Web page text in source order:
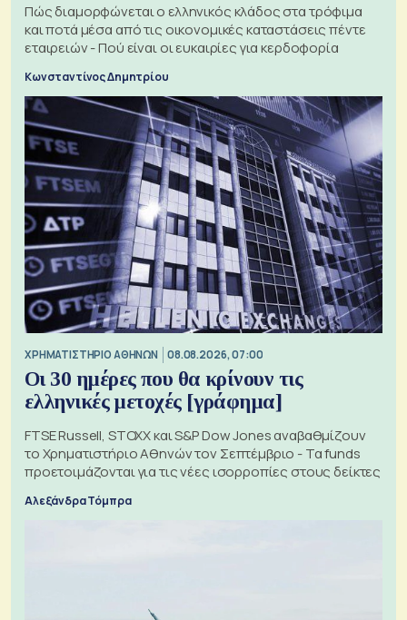
Πώς διαμορφώνεται ο ελληνικός κλάδος στα τρόφιμα
και ποτά μέσα από τις οικονομικές καταστάσεις πέντε
εταιρειών - Πού είναι οι ευκαιρίες για κερδοφορία
Κωνσταντίνος Δημητρίου
XΡΗΜΑΤΙΣΤΗΡΙΟ ΑΘΗΝΩΝ 08.08.2026, 07:00
Οι 30 ημέρες που θα κρίνουν τις
ελληνικές μετοχές [γράφημα]
FTSE Russell, STOXX και S&P Dow Jones αναβαθμίζουν
το Χρηματιστήριο Αθηνών τον Σεπτέμβριο - Τα funds
προετοιμάζονται για τις νέες ισορροπίες στους δείκτες
Αλεξάνδρα Τόμπρα